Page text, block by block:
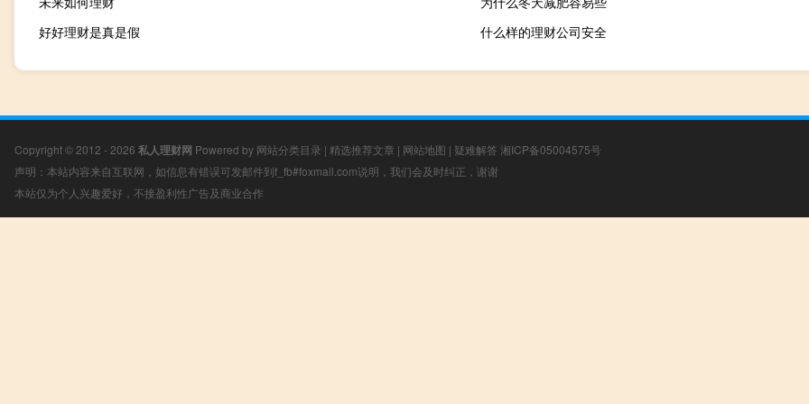
好好理财是真是假
什么样的理财公司安全
Copyright © 2012 - 2026 私人理财网 Powered by 网站分类目录 | 精选推荐文章 | 网站地图 | 疑难解答 湘ICP备05004575号
声明：本站内容来自互联网，如信息有错误可发邮件到f_fb#foxmail.com说明，我们会及时纠正，谢谢
本站仅为个人兴趣爱好，不接盈利性广告及商业合作